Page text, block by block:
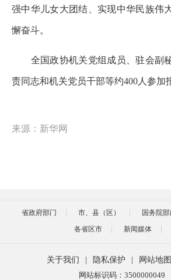
强中华儿女大团结、实现中华民族伟
懈奋斗。
全国政协机关党组成员、驻会副
责同志和机关党员干部等约400人参加
来源：新华网
省政府部门 市、县（区） 国务院部
各省区市
新闻媒体
关于我们 隐私保护 网站地图
网站标识码：3500000049